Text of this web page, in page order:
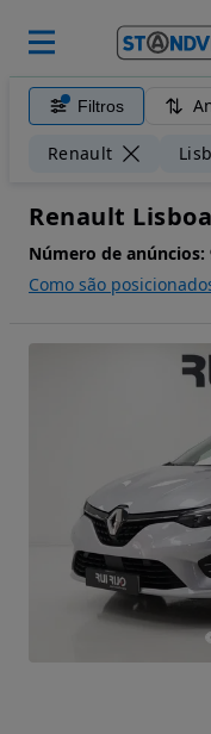
Filtros
Renault
Renault
Número de anúncios:
Como são